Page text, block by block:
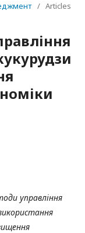
/ Articles
управління